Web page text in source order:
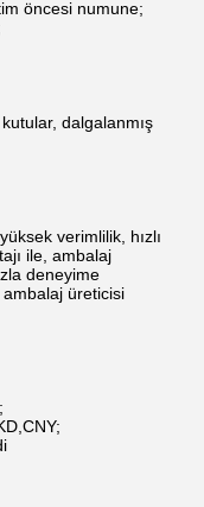
öncesi numune;
dalgalanmış
verimlilik, hızlı
ile, ambalaj
deneyime
üreticisi